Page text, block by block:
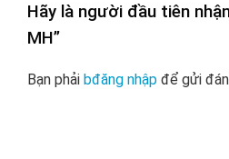
Hãy là người đầu tiên
MH”
Bạn phải bđăng nhập để gửi